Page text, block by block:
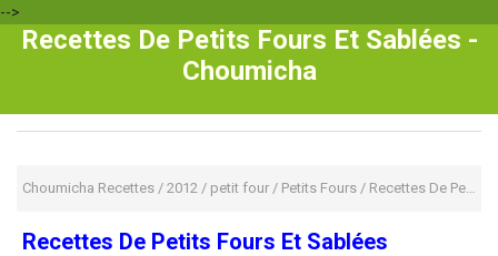
-->
Recettes De Petits Fours Et Sablées -
Choumicha
Choumicha Recettes / 2012 / petit four / Petits Fours / Recettes De Petits Fours Et Sablées
Recettes De Petits Fours Et Sablées